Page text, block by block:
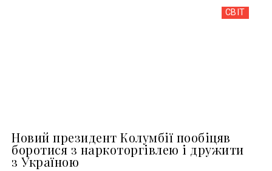
СВІТ
Новий президент Колумбії пообіцяв
боротися з наркоторгівлею і дружити
з Україною